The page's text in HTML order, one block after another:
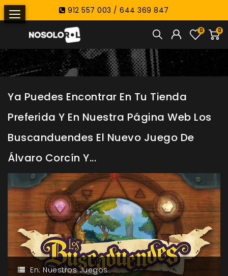
912 557 003 / 644 369 847
0
0
Ya Puedes Encontrar En Tu Tienda
Preferida Y En Nuestra Página Web Los
Buscanduendes El Nuevo Juego De
Álvaro Corcín Y...
En: Nuestros Juegos